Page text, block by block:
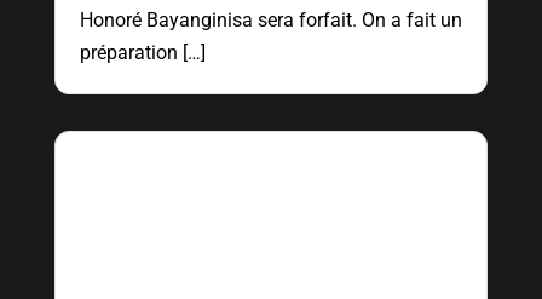
Honoré Bayanginisa sera forfait. On a fait un
préparation […]